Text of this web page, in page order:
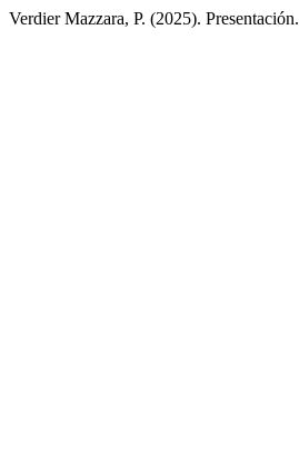
Verdier Mazzara, P. (2025). Presentación.